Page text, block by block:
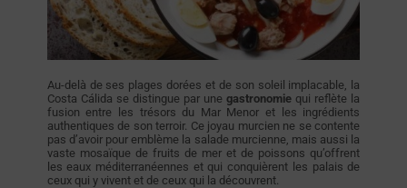
Au-delà de ses plages dorées et de son soleil implacable, la
Costa Cálida se distingue par unegastronomie qui reflète la
fusion entre les trésors du Mar Menor et les ingrédients
authentiques de son terroir. Ce joyau murcien ne se contente
pas d’avoir pour emblème la salade murcienne, mais aussi la
vaste mosaïque de fruits de mer et de poissons qu’offrent
les eaux méditerranéennes et qui conquièrent les palais de
ceux qui y vivent et de ceux qui la découvrent.